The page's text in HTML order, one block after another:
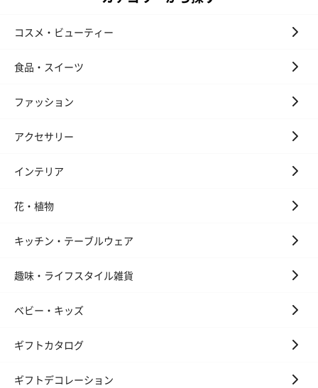
コスメ・ビューティー
食品・スイーツ
ファッション
アクセサリー
インテリア
花・植物
キッチン・テーブルウェア
趣味・ライフスタイル雑貨
ベビー・キッズ
ギフトカタログ
ギフトデコレーション